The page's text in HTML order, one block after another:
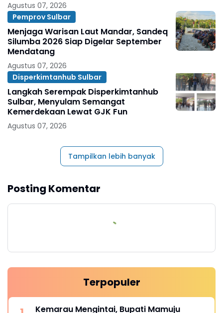
Agustus 07, 2026
Pemprov Sulbar
Menjaga Warisan Laut Mandar, Sandeq
Silumba 2026 Siap Digelar September
Mendatang
Agustus 07, 2026
Disperkimtanhub Sulbar
Langkah Serempak Disperkimtanhub
Sulbar, Menyulam Semangat
Kemerdekaan Lewat GJK Fun
Agustus 07, 2026
Tampilkan lebih banyak
Posting Komentar
Terpopuler
Kemarau Mengintai, Bupati Mamuju